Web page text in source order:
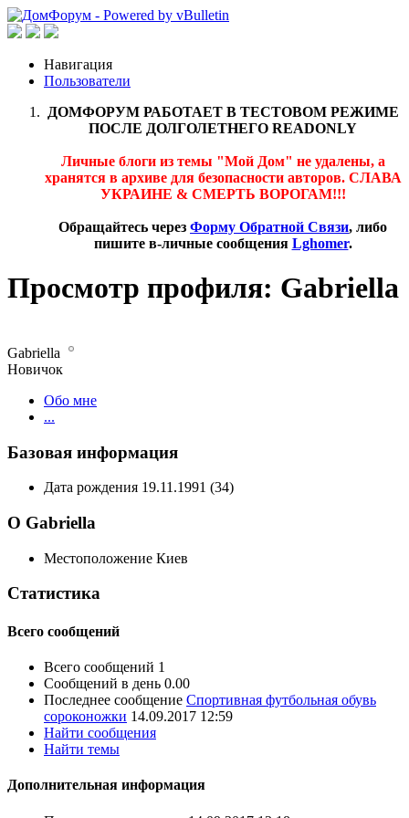
Навигация
Пользователи
ДОМФОРУМ РАБОТАЕТ В ТЕСТОВОМ РЕЖИМЕ
ПОСЛЕ ДОЛГОЛЕТНЕГО READONLY
Личные блоги из темы "Мой Дом" не удалены, а
хранятся в архиве для безопасности авторов. СЛАВА
УКРАИНЕ & СМЕРТЬ ВОРОГАМ!!!
Обращайтесь через Форму Обратной Связи, либо
пишите в-личные сообщения Lghomer.
Просмотр профиля: Gabriella
Gabriella
Новичок
Обо мне
...
Базовая информация
Дата рождения 19.11.1991 (34)
О Gabriella
Местоположение Киев
Статистика
Всего сообщений
Всего сообщений 1
Сообщений в день 0.00
Последнее сообщение Спортивная футбольная обувь
сороконожки 14.09.2017 12:59
Найти сообщения
Найти темы
Дополнительная информация